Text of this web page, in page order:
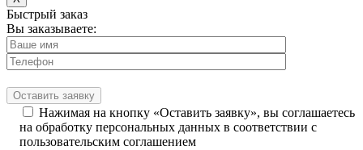
Быстрый заказ
Вы заказываете:
Нажимая на кнопку «Оставить заявку», вы соглашаетесь
на обработку персональных данных в соответствии с
пользовательским соглашением